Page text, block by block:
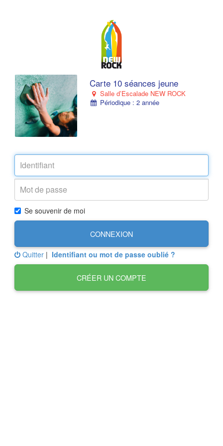
Carte 10 séances jeune
Salle d’Escalade NEW ROCK
Périodique : 2 année
Se souvenir de moi
CONNEXION
Quitter | Identifiant ou mot de passe oublié ?
CRÉER UN COMPTE